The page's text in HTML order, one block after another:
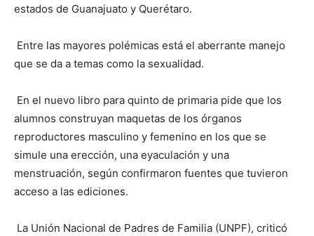
estados de Guanajuato y Querétaro.
Entre las mayores polémicas está el aberrante manejo
que se da a temas como la sexualidad.
En el nuevo libro para quinto de primaria pide que los
alumnos construyan maquetas de los órganos
reproductores masculino y femenino en los que se
simule una erección, una eyaculación y una
menstruación, según confirmaron fuentes que tuvieron
acceso a las ediciones.
La Unión Nacional de Padres de Familia (UNPF), criticó